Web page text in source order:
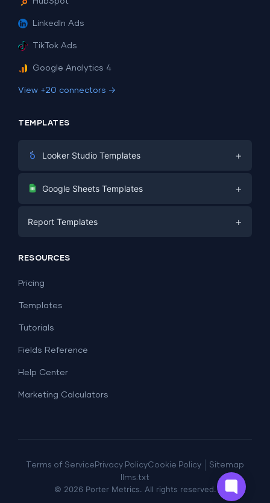
LinkedIn Ads
TikTok Ads
Google Analytics 4
View +20 connectors →
TEMPLATES
Looker Studio Templates +
Digital Marketing
PPC
SEO
Lead Generation
Facebook Ads
Google Sheets Templates +
Social Media
Report Templates +
Dashboard Examples
RESOURCES
Pricing
Templates
Tutorials
Fields Reference
Help Center
Marketing Calculators
Terms of Service Privacy PolicyCookie Policy
Sitemap
llms.txt
© 2026 Porter Metrics. All rights reserved.